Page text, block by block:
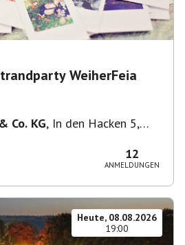
WeiherFeia
Co. KG, In den Hacken 5,
12
ANMELDUNGEN
Heute, 08.08.2026
19:00